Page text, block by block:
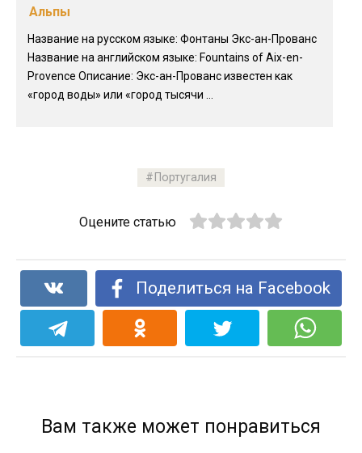
Альпы
Название на русском языке: Фонтаны Экс-ан-Прованс
Название на английском языке: Fountains of Aix-en-
Provence Описание: Экс-ан-Прованс известен как
«город воды» или «город тысячи ...
Португалия
Оцените статью
Поделиться на Facebook
Вам также может понравиться